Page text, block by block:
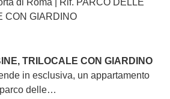
di Roma | Rif. PARCO DELLE
CON GIARDINO
TRILOCALE CON GIARDINO
in esclusiva, un appartamento
delle…